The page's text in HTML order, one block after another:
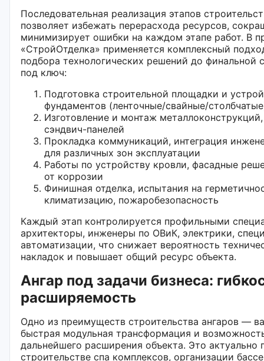
Последовательная реализация этапов
позволяет избежать перерасхода ресурсов,
минимизирует ошибки на каждом этапе работ. В
«СтройОтделка» применяется комплексный
подбора технологических решений до финальной
под ключ:
Подготовка строительной площадки и
фундаментов (ленточные/свайные/
Изготовление и монтаж
сэндвич-панелей
Прокладка коммуникаций, интеграция
для различных зон эксплуатации
Работы по устройству кровли, фасадные
от коррозии
Финишная отделка, испытания на
климатизацию, пожаробезопасность
Каждый этап контролируется профильными
архитекторы, инженеры по ОВиК, электрики,
автоматизации, что снижает вероятность
накладок и повышает общий ресурс объекта.
Ангар под задачи бизнеса:
расширяемость
Одно из преимуществ строительства ангаров —
быстрая модульная трансформация и
дальнейшего расширения объекта. Это актуально
строительстве спа комплексов, организации